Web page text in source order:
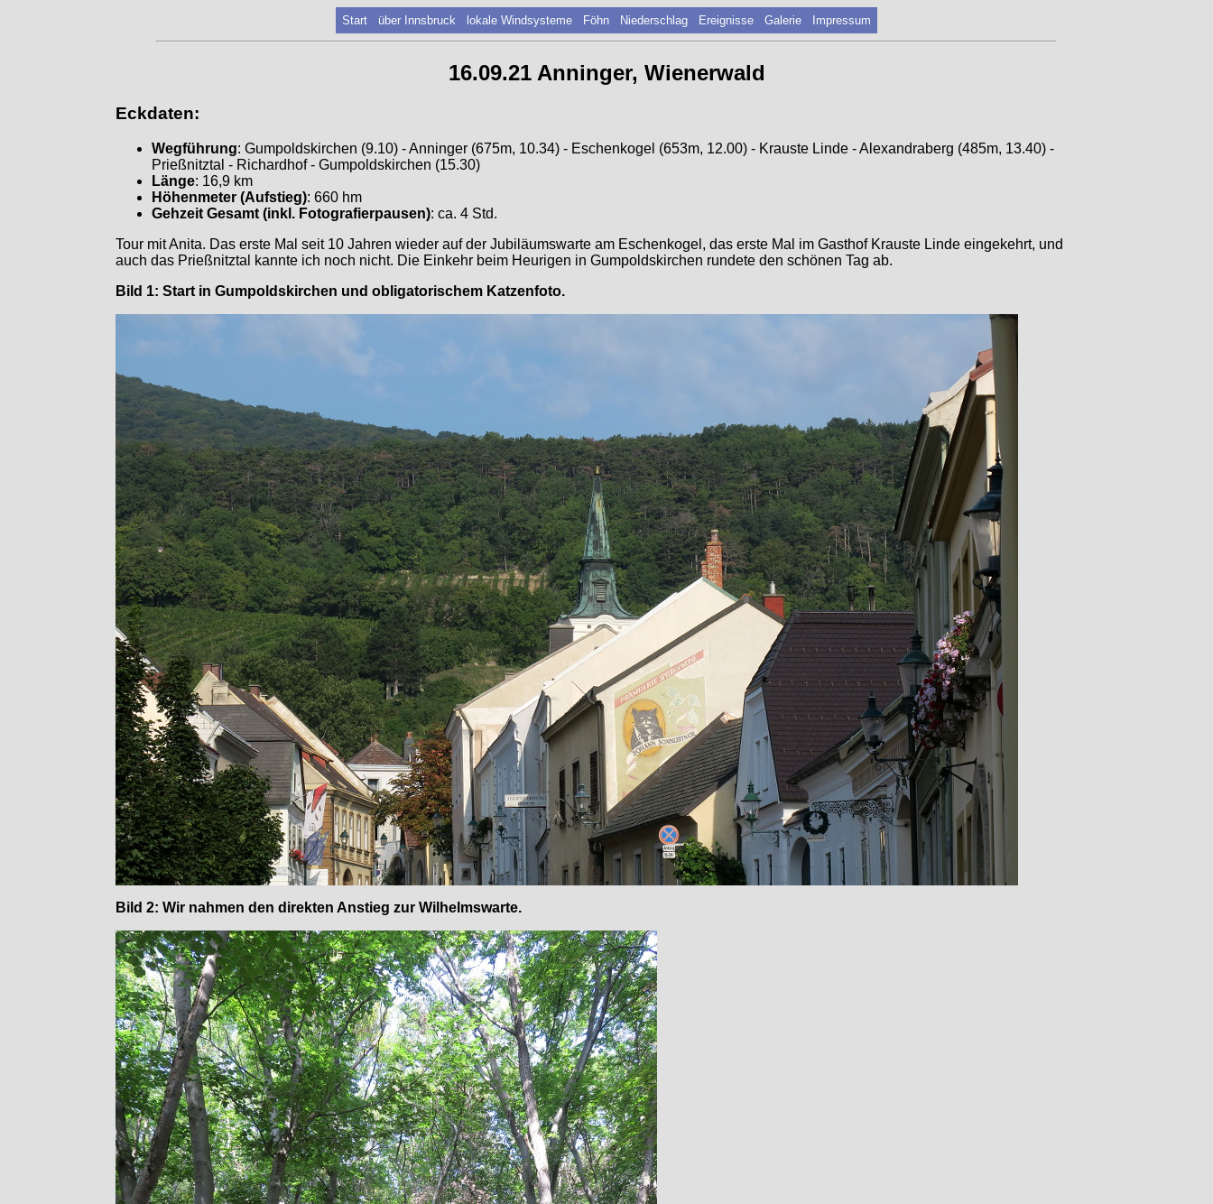
Start über Innsbruck lokale Windsysteme Föhn Niederschlag Ereignisse Galerie Impressum
16.09.21 Anninger, Wienerwald
Eckdaten:
Wegführung: Gumpoldskirchen (9.10) - Anninger (675m, 10.34) - Eschenkogel (653m, 12.00) - Krauste Linde - Alexandraberg (485m, 13.40) -
Prießnitztal - Richardhof - Gumpoldskirchen (15.30)
Länge: 16,9 km
Höhenmeter (Aufstieg): 660 hm
Gehzeit Gesamt (inkl. Fotografierpausen): ca. 4 Std.
Tour mit Anita. Das erste Mal seit 10 Jahren wieder auf der Jubiläumswarte am Eschenkogel, das erste Mal im Gasthof Krauste Linde eingekehrt, und
auch das Prießnitztal kannte ich noch nicht. Die Einkehr beim Heurigen in Gumpoldskirchen rundete den schönen Tag ab.
Bild 1: Start in Gumpoldskirchen und obligatorischem Katzenfoto.
Bild 2: Wir nahmen den direkten Anstieg zur Wilhelmswarte.